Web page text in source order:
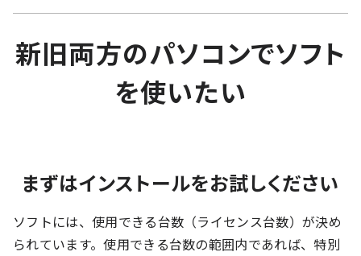
新旧両方のパソコンでソフト
を使いたい
まずはインストールをお試しください
ソフトには、使用できる台数（ライセンス台数）が決め
られています。使用できる台数の範囲内であれば、特別